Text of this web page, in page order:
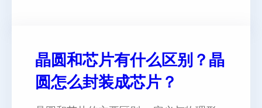
晶圆和芯片有什么区别？晶
圆怎么封装成芯片？